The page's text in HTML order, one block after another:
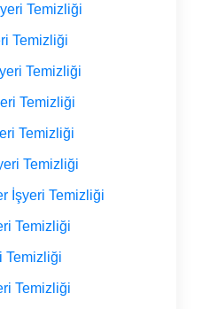
Temizliği
Temizliği
Temizliği
Temizliği
Temizliği
Temizliği
İşyeri Temizliği
Temizliği
Temizliği
Temizliği